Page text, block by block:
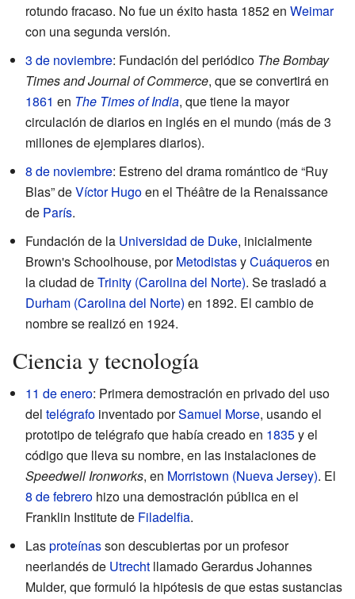
rotundo fracaso. No fue un éxito hasta 1852 en Weimar
con una segunda versión.
3 de noviembre: Fundación del periódico The Bombay
Times and Journal of Commerce, que se convertirá en
1861 en The Times of India, que tiene la mayor
circulación de diarios en inglés en el mundo (más de 3
millones de ejemplares diarios).
8 de noviembre: Estreno del drama romántico de “Ruy
Blas” deVíctor Hugoen el Théâtre de la Renaissance
de París.
Fundación de la Universidad de Duke, inicialmente
Brown's Schoolhouse, porMetodistasyCuáquerosen
la ciudad deTrinity (Carolina del Norte). Se trasladó a
Durham (Carolina del Norte) en 1892. El cambio de
nombre se realizó en 1924.
Ciencia y tecnología
11 de enero: Primera demostración en privado del uso
del telégrafo inventado porSamuel Morse, usando el
prototipo de telégrafo que había creado en 1835y el
código que lleva su nombre, en las instalaciones de
Speedwell Ironworks, en Morristown (Nueva Jersey). El
8 de febrero hizo una demostración pública en el
Franklin Institute de Filadelfia.
Lasproteínasson descubiertas por un profesor
neerlandés de Utrecht llamado Gerardus Johannes
Mulder, que formuló la hipótesis de que estas sustancias